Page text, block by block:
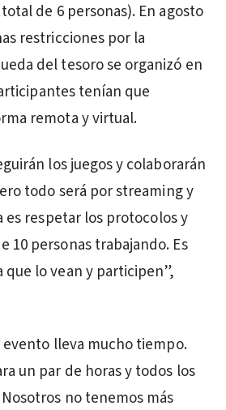
de 6 personas). En agosto
restricciones por la
del tesoro se organizó en
tenían que
remota y virtual.
los juegos y colaborarán
todo será por streaming y
es respetar los protocolos y
10 personas trabajando. Es
que lo vean y participen”,
evento lleva mucho tiempo.
un par de horas y todos los
no tenemos más